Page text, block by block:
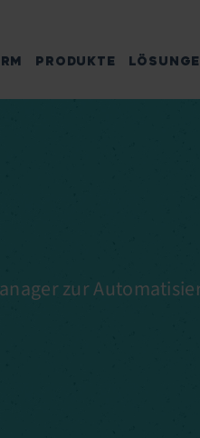
PRODUKTE
zur